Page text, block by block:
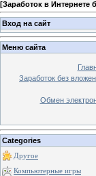
[Заработок в Интернете
Вход на сайт
Меню сайта
Заработок без
Обмен
Categories
Другое
Компьютерные игры